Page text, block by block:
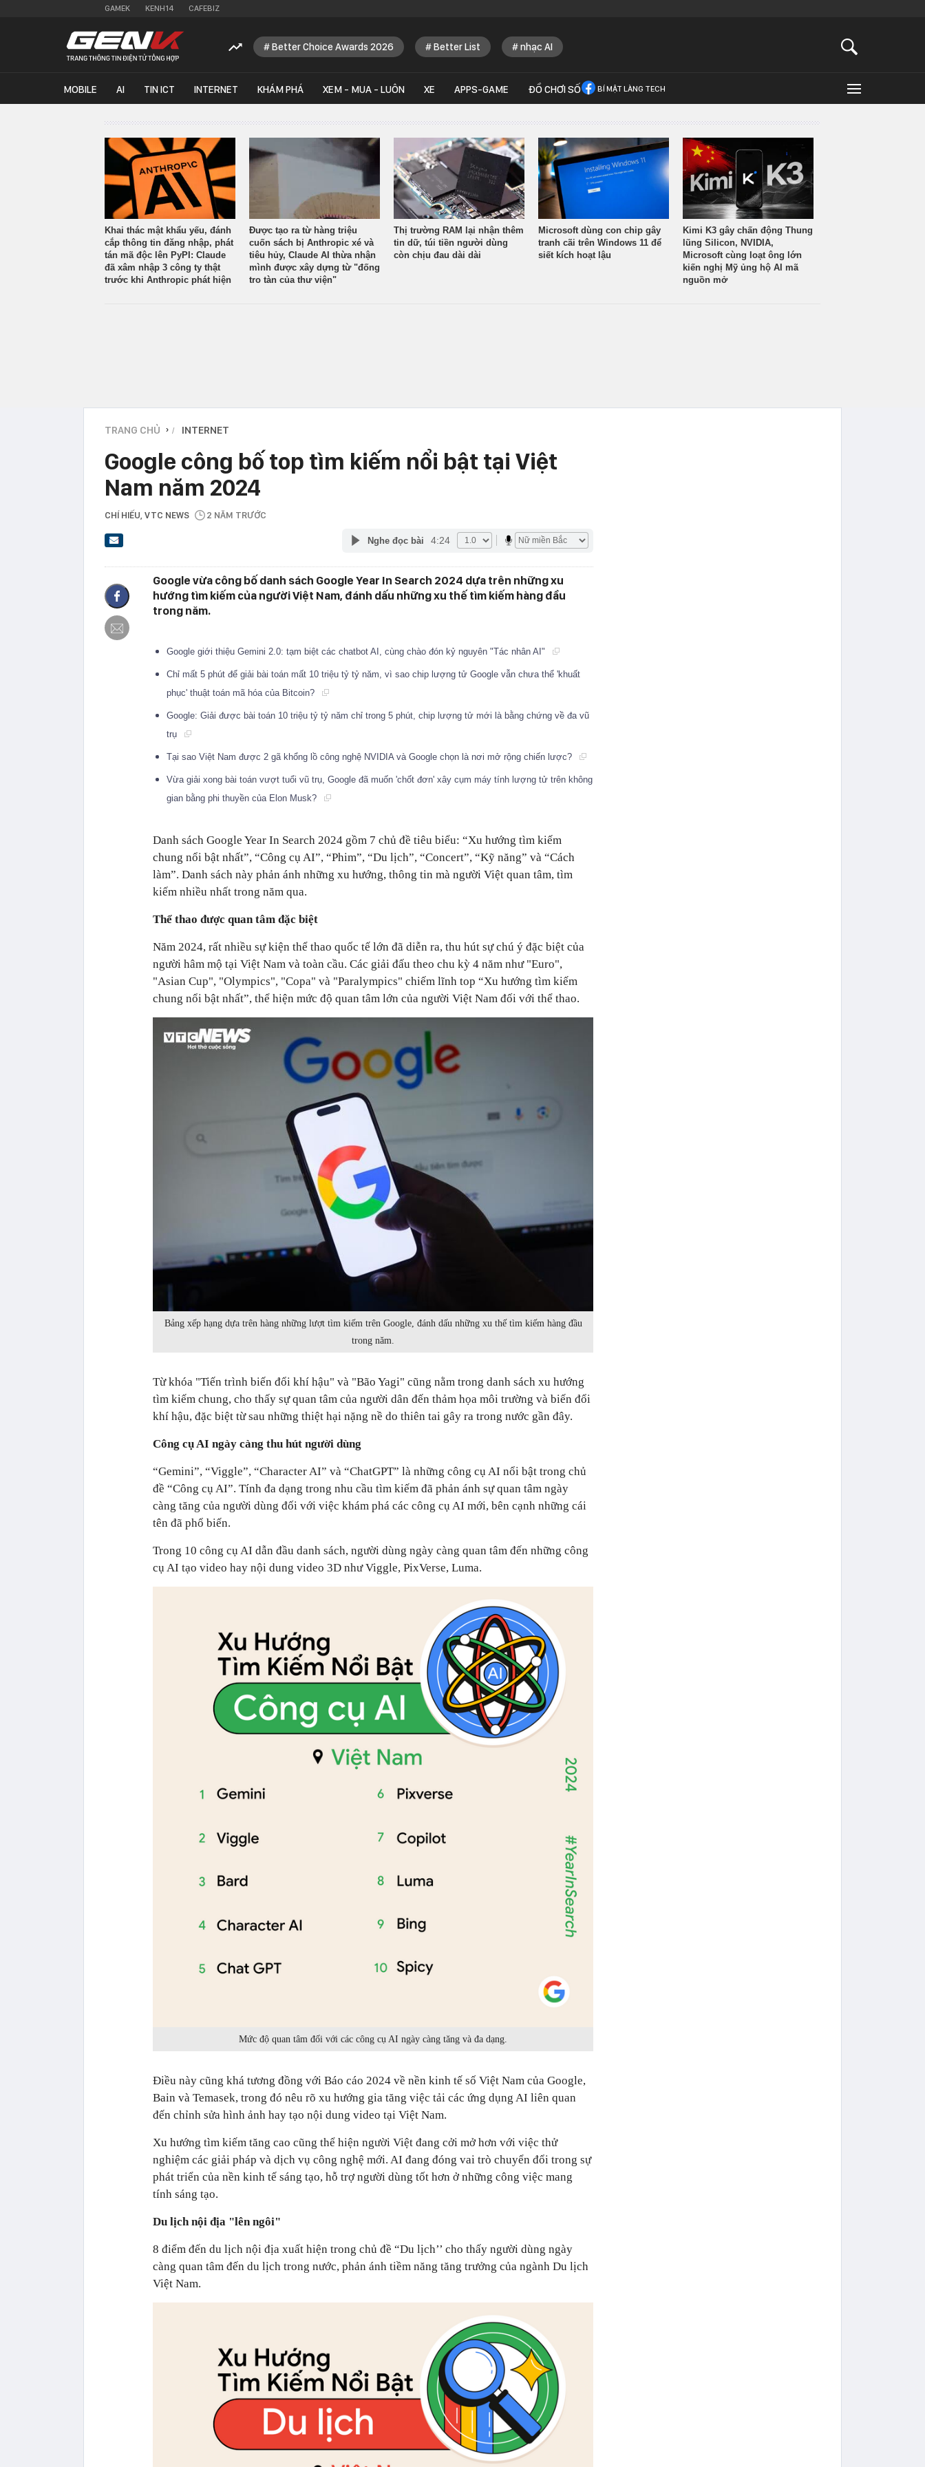
GAMEK KENH14 CAFEBIZ
Better Choice Awards 2026 Better List nhạc AI
MOBILE AI TIN ICT INTERNET KHÁM PHÁ XEM - MUA - LUÔN XE APPS-GAME ĐỒ CHƠI SỐ BÍ MẬT LÀNG TECH
Khai thác mật khẩu yếu, đánh
cắp thông tin đăng nhập, phát
tán mã độc lên PyPI: Claude
đã xâm nhập 3 công ty thật
trước khi Anthropic phát hiện
Được tạo ra từ hàng triệu
cuốn sách bị Anthropic xé và
tiêu hủy, Claude AI thừa nhận
mình được xây dựng từ "đống
tro tàn của thư viện"
Thị trường RAM lại nhận thêm
tin dữ, túi tiền người dùng
còn chịu đau dài dài
Microsoft dùng con chip gây
tranh cãi trên Windows 11 để
siết kích hoạt lậu
Kimi K3 gây chấn động Thung
lũng Silicon, NVIDIA,
Microsoft cùng loạt ông lớn
kiến nghị Mỹ ủng hộ AI mã
nguồn mở
TRANG CHỦ › INTERNET
Google công bố top tìm kiếm nổi bật tại Việt
Nam năm 2024
CHÍ HIẾU , VTC NEWS 2 NĂM TRƯỚC
Nghe đọc bài 4:24
Google vừa công bố danh sách Google Year In Search 2024 dựa trên những xu
hướng tìm kiếm của người Việt Nam, đánh dấu những xu thế tìm kiếm hàng đầu
trong năm.
Google giới thiệu Gemini 2.0: tạm biệt các chatbot AI, cùng chào đón kỷ nguyên "Tác nhân AI"
Chỉ mất 5 phút để giải bài toán mất 10 triệu tỷ tỷ năm, vì sao chip lượng tử Google vẫn chưa thể 'khuất
phục' thuật toán mã hóa của Bitcoin?
Google: Giải được bài toán 10 triệu tỷ tỷ năm chỉ trong 5 phút, chip lượng tử mới là bằng chứng về đa vũ
trụ
Tại sao Việt Nam được 2 gã khổng lồ công nghệ NVIDIA và Google chọn là nơi mở rộng chiến lược?
Vừa giải xong bài toán vượt tuổi vũ trụ, Google đã muốn 'chốt đơn' xây cụm máy tính lượng tử trên không
gian bằng phi thuyền của Elon Musk?
Danh sách Google Year In Search 2024 gồm 7 chủ đề tiêu biểu: “Xu hướng tìm kiếm
chung nổi bật nhất”, “Công cụ AI”, “Phim”, “Du lịch”, “Concert”, “Kỹ năng” và “Cách
làm”. Danh sách này phản ánh những xu hướng, thông tin mà người Việt quan tâm, tìm
kiếm nhiều nhất trong năm qua.
Thể thao được quan tâm đặc biệt
Năm 2024, rất nhiều sự kiện thể thao quốc tế lớn đã diễn ra, thu hút sự chú ý đặc biệt của
người hâm mộ tại Việt Nam và toàn cầu. Các giải đấu theo chu kỳ 4 năm như "Euro",
"Asian Cup", "Olympics", "Copa" và "Paralympics" chiếm lĩnh top “Xu hướng tìm kiếm
chung nổi bật nhất”, thể hiện mức độ quan tâm lớn của người Việt Nam đối với thể thao.
Bảng xếp hạng dựa trên hàng những lượt tìm kiếm trên Google, đánh dấu những xu thế tìm kiếm hàng đầu
trong năm.
Từ khóa "Tiến trình biến đổi khí hậu" và "Bão Yagi" cũng nằm trong danh sách xu hướng
tìm kiếm chung, cho thấy sự quan tâm của người dân đến thảm họa môi trường và biến đổi
khí hậu, đặc biệt từ sau những thiệt hại nặng nề do thiên tai gây ra trong nước gần đây.
Công cụ AI ngày càng thu hút người dùng
“Gemini”, “Viggle”, “Character AI” và “ChatGPT” là những công cụ AI nổi bật trong chủ
đề “Công cụ AI”. Tính đa dạng trong nhu cầu tìm kiếm đã phản ánh sự quan tâm ngày
càng tăng của người dùng đối với việc khám phá các công cụ AI mới, bên cạnh những cái
tên đã phổ biến.
Trong 10 công cụ AI dẫn đầu danh sách, người dùng ngày càng quan tâm đến những công
cụ AI tạo video hay nội dung video 3D như Viggle, PixVerse, Luma.
Mức độ quan tâm đối với các công cụ AI ngày càng tăng và đa dạng.
Điều này cũng khá tương đồng với Báo cáo 2024 về nền kinh tế số Việt Nam của Google,
Bain và Temasek, trong đó nêu rõ xu hướng gia tăng việc tải các ứng dụng AI liên quan
đến chỉnh sửa hình ảnh hay tạo nội dung video tại Việt Nam.
Xu hướng tìm kiếm tăng cao cũng thể hiện người Việt đang cởi mở hơn với việc thử
nghiệm các giải pháp và dịch vụ công nghệ mới. AI đang đóng vai trò chuyển đổi trong sự
phát triển của nền kinh tế sáng tạo, hỗ trợ người dùng tốt hơn ở những công việc mang
tính sáng tạo.
Du lịch nội địa "lên ngôi"
8 điểm đến du lịch nội địa xuất hiện trong chủ đề “Du lịch’’ cho thấy người dùng ngày
càng quan tâm đến du lịch trong nước, phản ánh tiềm năng tăng trưởng của ngành Du lịch
Việt Nam.